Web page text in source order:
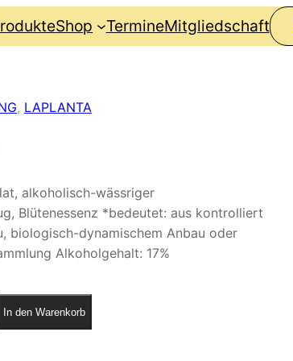
Shop TermineMitgliedschaft
, LAPLANTA
alkoholisch-wässriger
Blütenessenz *bedeutet: aus kontrolliert
biologisch-dynamischem Anbau oder
Alkoholgehalt: 17%
In den Warenkorb